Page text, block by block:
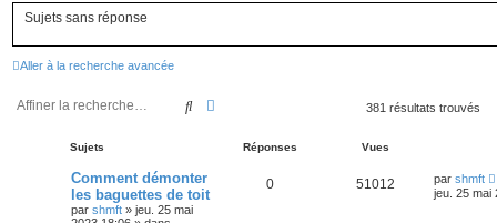
Sujets sans réponse
Aller à la recherche avancée
Rechercher 381 résultats trouvés
Sujets Réponses Vues
Comment démonter
les baguettes de toit
par shmft » jeu. 25 mai
0 51012 par shmft
jeu. 25 mai